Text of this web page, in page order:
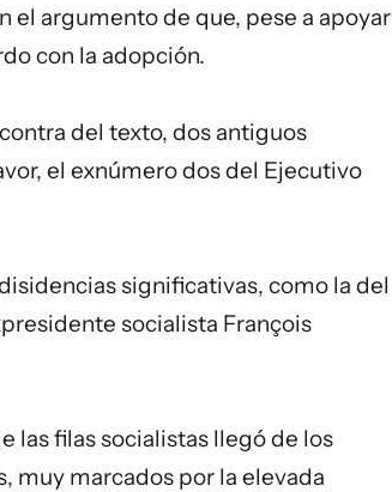
el argumento de que, pese a apoyar
con la adopción.
del texto, dos antiguos
el exnúmero dos del Ejecutivo
significativas, como la del
socialista François
las filas socialistas llegó de los
muy marcados por la elevada